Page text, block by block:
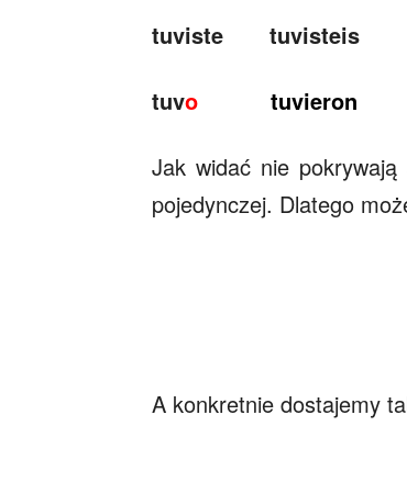
tuviste tuvisteis
tuvo tuvieron
Jak widać nie
pojedynczej. Dlatego
A konkretnie dostajemy